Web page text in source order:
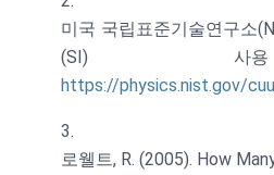
미국 국립표준기술연구소
(SI) 사
https://physics.nist.gov/
로웰트, R. (2005). How